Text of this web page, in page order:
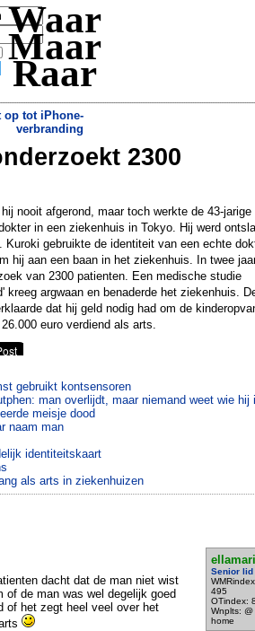
Waar
Maar
Raar
op tot iPhone-
verbranding
Kopers van diamant krijgen gratis
jachtgeweer»
2300
nooit afgerond, maar toch werkte de 43-jarige
in een ziekenhuis in Tokyo. Hij werd
Kuroki gebruikte de identiteit van een echte
hij aan een baan in het ziekenhuis. In twee
van 2300 patienten. Een medische studie
kreeg argwaan en benaderde het ziekenhuis.
dat hij geld nodig had om de
euro verdiend als arts.
gebruikt kontsensoren
man overlijdt, maar niemand weet wie hij
meisje dood
naam man
identiteitskaart
als arts in ziekenhuizen
Senior lid
495
OTindex:
Wnplts: @
home
dacht dat de man niet wist
of de man was wel degelijk goed
of het zegt heel veel over het